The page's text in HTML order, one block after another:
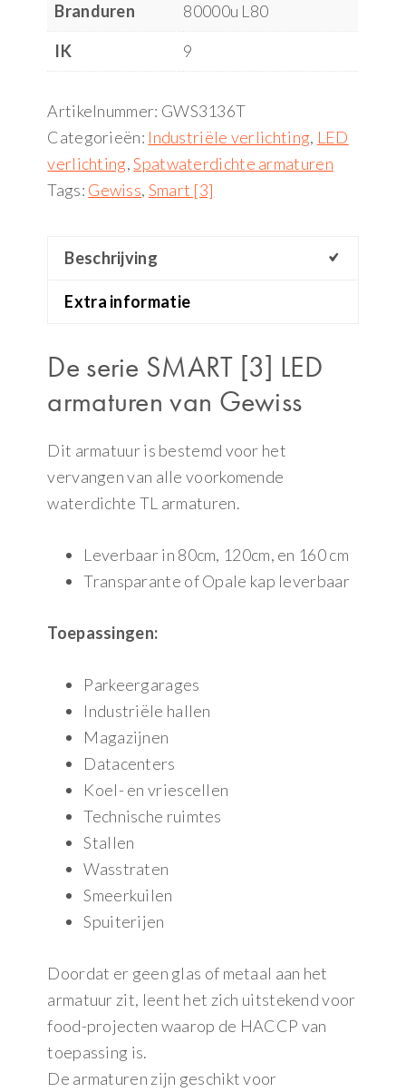
Branduren
80000u L80
IK
9
Artikelnummer: GWS3136T
Categorieën: Industriële verlichting, LED
verlichting,Spatwaterdichte armaturen
Tags: Gewiss, Smart [3]
Beschrijving
Extra informatie
De serie SMART [3] LED
armaturen van Gewiss
Dit armatuur is bestemd voor het
vervangen van alle voorkomende
waterdichte TL armaturen.
Leverbaar in 80cm, 120cm, en 160 cm
Transparante of Opale kap leverbaar
Toepassingen:
Parkeergarages
Industriële hallen
Magazijnen
Datacenters
Koel- en vriescellen
Technische ruimtes
Stallen
Wasstraten
Smeerkuilen
Spuiterijen
Doordat er geen glas of metaal aan het
armatuur zit, leent het zich uitstekend voor
food-projecten waarop de HACCP van
toepassing is.
De armaturen zijn geschikt voor